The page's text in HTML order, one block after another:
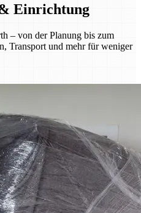
Einrichtung
– von der Planung bis zum
Transport und mehr für weniger